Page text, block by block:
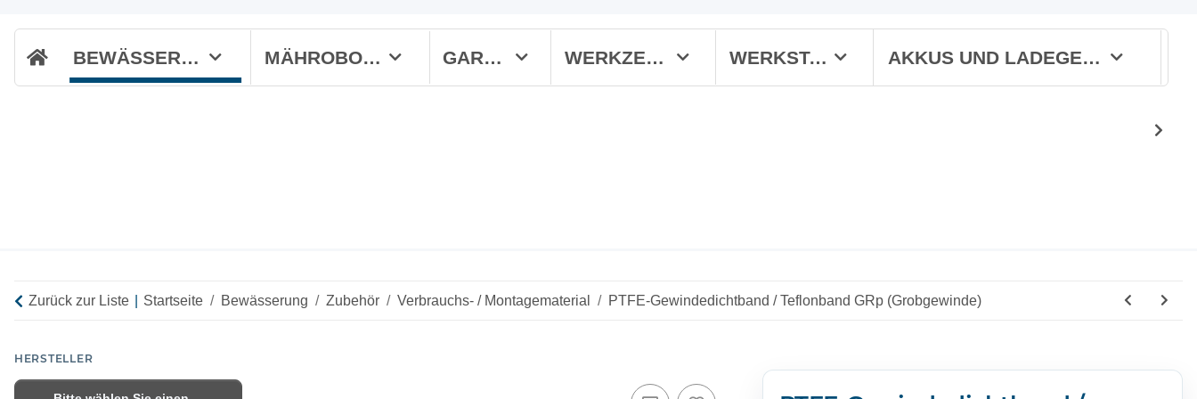
BEWÄSSERUNG MÄHROBOTER GARTEN WERKZEUGE WERKSTATT AKKUS UND LADEGERÄTE
Zurück zur Liste Startseite Bewässerung Zubehör Verbrauchs- / Montagematerial PTFE-Gewindedichtband / Teflonband GRp (Grobgewinde)
HERSTELLER